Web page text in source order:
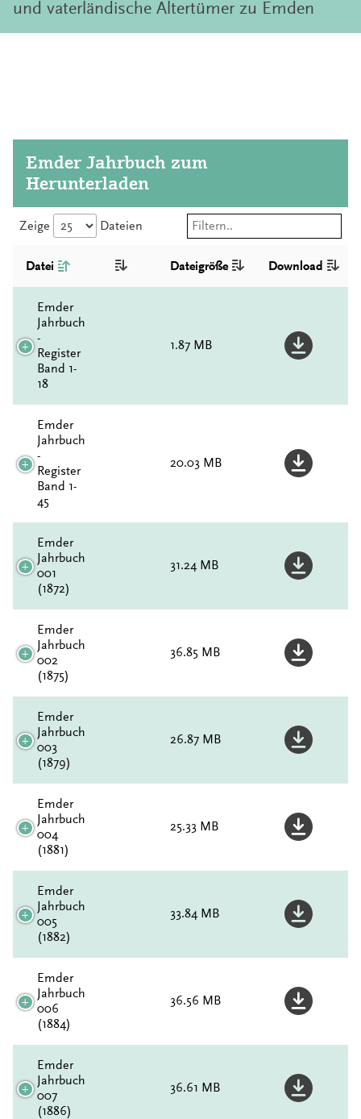
und vaterländische Altertümer zu Emden
Emder Jahrbuch zum
Herunterladen
Zeige Dateien
Datei Dateigröße Download
Emder
Jahrbuch
-
Register
Band 1-
18
1.87 MB
Emder
Jahrbuch
-
Register
Band 1-
45
20.03 MB
Emder
Jahrbuch
001
(1872)
31.24 MB
Emder
Jahrbuch
002
(1875)
36.85 MB
Emder
Jahrbuch
003
(1879)
26.87 MB
Emder
Jahrbuch
004
(1881)
25.33 MB
Emder
Jahrbuch
005
(1882)
33.84 MB
Emder
Jahrbuch
006
(1884)
36.56 MB
Emder
Jahrbuch
007
(1886)
36.61 MB